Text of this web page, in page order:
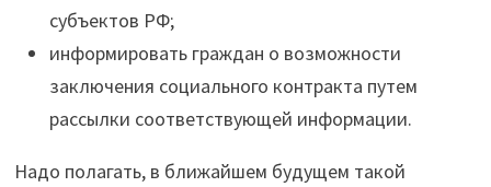
субъектов РФ;
информировать граждан о возможности
заключения социального контракта путем
рассылки соответствующей информации.
Надо полагать, в ближайшем будущем такой